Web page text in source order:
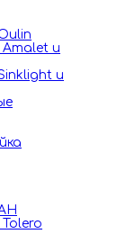
Amalet и
и